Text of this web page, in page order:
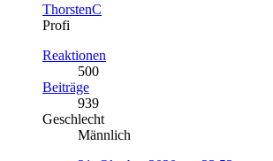
ThorstenC
Profi
Reaktionen
500
Beiträge
939
Geschlecht
Männlich